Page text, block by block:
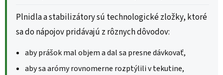
Plnidla a stabilizátory sú technologické zložky, ktoré
sa do nápojov pridávajú z rôznych dôvodov:
aby prášok mal objem a dal sa presne dávkovať,
aby sa arómy rovnomerne rozptýlili v tekutine,